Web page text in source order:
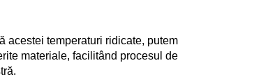
acestei temperaturi ridicate, putem
materiale, facilitând procesul de